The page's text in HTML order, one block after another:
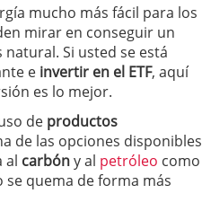
mucho más fácil para los
mirar en conseguir un
Si usted se está
e invertir en el ETF, aquí
es lo mejor.
de productos
de las opciones disponibles
al carbóny al petróleo como
quema de forma más